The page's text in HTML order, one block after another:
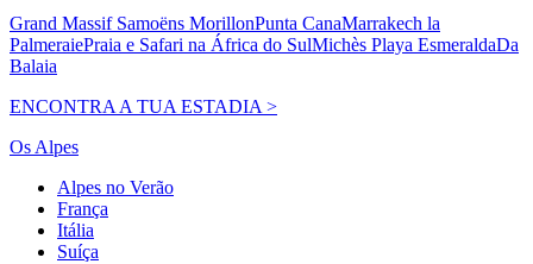
Grand Massif Samoëns MorillonPunta CanaMarrakech la
PalmeraiePraia e Safari na África do SulMichès Playa EsmeraldaDa
Balaia
ENCONTRA A TUA ESTADIA >
Os Alpes
Alpes no Verão
França
Itália
Suíça